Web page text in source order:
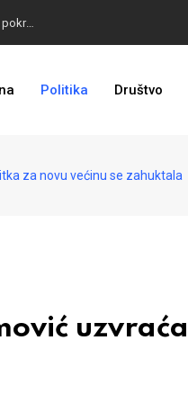
TROJKA U AKCIJI: Inicijativa za status Srebrenice pokrenuta
ZASTRAŠIVANJE I PRITISCI: Saslušane još 4 osobe, 26 na popisu
Politika Društvo
za novu većinu se zahuktala